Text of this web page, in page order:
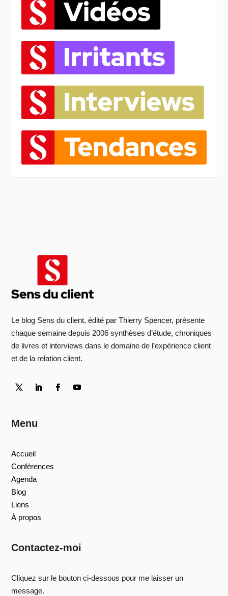
Le blog Sens du client, édité par Thierry Spencer, présente
chaque semaine depuis 2006 synthèses d’étude, chroniques
de livres et interviews dans le domaine de l’expérience client
et de la relation client.
Menu
Accueil
Conférences
Agenda
Blog
Liens
À propos
Contactez-moi
Cliquez sur le bouton ci-dessous pour me laisser un
message.